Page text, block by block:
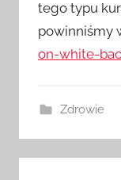
tego typu
powinniśmy
on-white-
Zdrowie